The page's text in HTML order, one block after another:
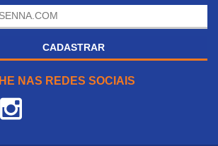
CADASTRAR
NAS REDES SOCIAIS